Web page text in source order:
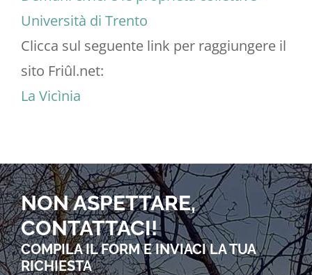
Università di Trento
Clicca sul seguente link per raggiungere il
sito Friûl.net:
La Vicìnia
NON ASPETTARE,
CONTATTACI!
COMPILA IL FORM E INVIACI LA TUA
RICHIESTA